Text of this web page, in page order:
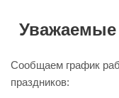
Уважаемые
Сообщаем график
праздников: